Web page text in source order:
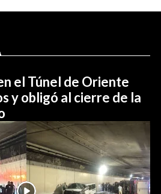
el Túnel de Oriente
y obligó al cierre de la